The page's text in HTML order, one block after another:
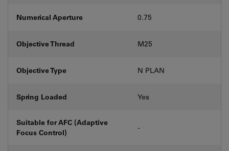
Numerical Aperture 0.75
Objective Thread M25
Objective Type N PLAN
Spring Loaded Yes
Suitable for AFC (Adaptive
Focus Control)
-